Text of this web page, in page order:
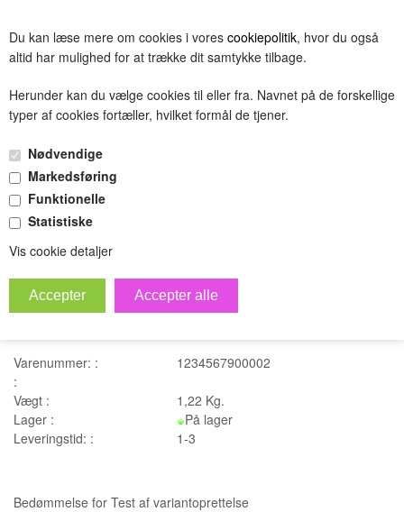
Du kan læse mere om cookies i vores cookiepolitik, hvor du også
altid har mulighed for at trække dit samtykke tilbage.
Herunder kan du vælge cookies til eller fra. Navnet på de forskellige
typer af cookies fortæller, hvilket formål de tjener.
Nødvendige
Markedsføring
Funktionelle
Statistiske
Vis cookie detaljer
(0.00 DKK)
Test af variantoprettelse
Forside»Pc service
test
Varenummer: :
1234567900002
:
Vægt :
1,22 Kg.
Lager :
På lager
Leveringstid: :
1-3
Bedømmelse for Test af variantoprettelse